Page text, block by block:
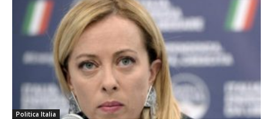
Politica Italia